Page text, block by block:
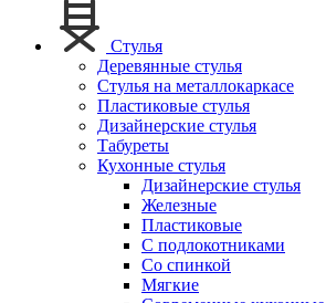
Стулья
Деревянные стулья
Стулья на металлокаркасе
Пластиковые стулья
Дизайнерские стулья
Табуреты
Кухонные стулья
Дизайнерские стулья
Железные
Пластиковые
С подлокотниками
Со спинкой
Мягкие